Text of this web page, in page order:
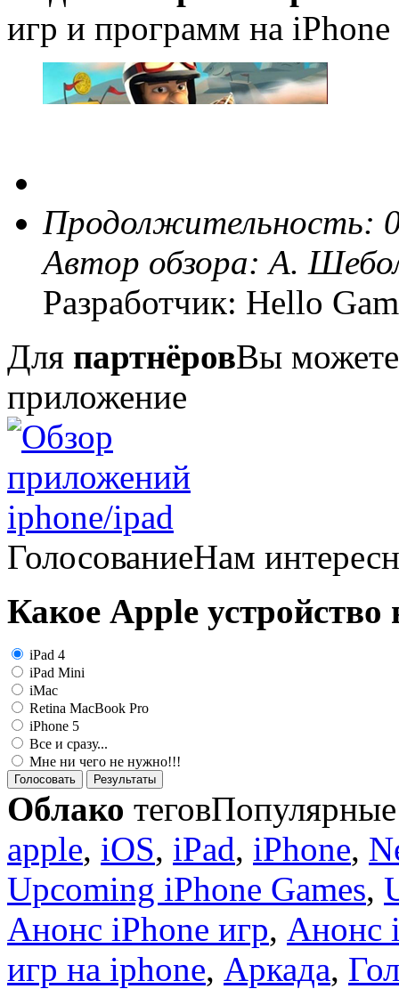
игр и программ на
Продолжительность:
Автор обзора:А.
Разработчик: Hello
Для партнёровВы можете
приложение
ГолосованиеНам
Какое Apple устройство
iPad 4
iPad Mini
iMac
Retina MacBook Pro
iPhone 5
Все и сразу...
Мне ни чего не нужно!!!
Голосовать Результаты
Облако теговПопулярные
apple, iOS, iPad, iPhone,
Upcoming iPhone Games,
Анонс iPhone игр, Анонс
игр на iphone, Аркада,